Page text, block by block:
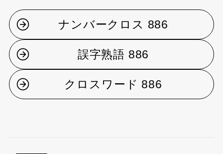
ナンバークロス 886
誤字熟語 886
クロスワード 886